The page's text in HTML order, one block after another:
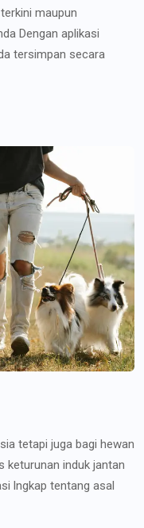
maupun
Dengan aplikasi
tersimpan secara
tetapi juga bagi hewan
keturunan induk jantan
lngkap tentang asal